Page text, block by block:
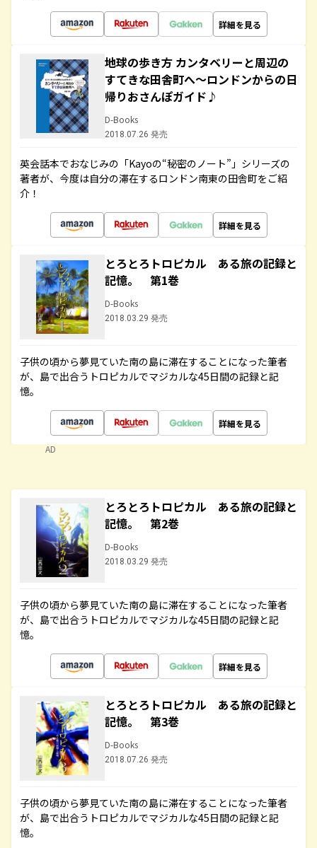
詳細を見る
地球の歩き方 カンタベリーと周辺の
すてきな田舎町へ～ロンドンからの日
帰りおさんぽガイド♪
D-Books
2018.07.26 発売
英会話本でおなじみの「Kayoの“秘密のノート”」シリーズの
著者が、今度は自分の滞在するロンドン南東の田舎町をご紹
介！
詳細を見る
とろとろトロピカル ある旅の記録と
記憶。 第1巻
D-Books
2018.03.29 発売
子供の頃から夢見ていた南の島に滞在することになった筆者
が、島で出合うトロピカルでマジカルな45日間の記録と記
憶。
詳細を見る
AD
とろとろトロピカル ある旅の記録と
記憶。 第2巻
D-Books
2018.03.29 発売
子供の頃から夢見ていた南の島に滞在することになった筆者
が、島で出合うトロピカルでマジカルな45日間の記録と記
憶。
詳細を見る
とろとろトロピカル ある旅の記録と
記憶。 第3巻
D-Books
2018.07.26 発売
子供の頃から夢見ていた南の島に滞在することになった筆者
が、島で出合うトロピカルでマジカルな45日間の記録と記
憶。